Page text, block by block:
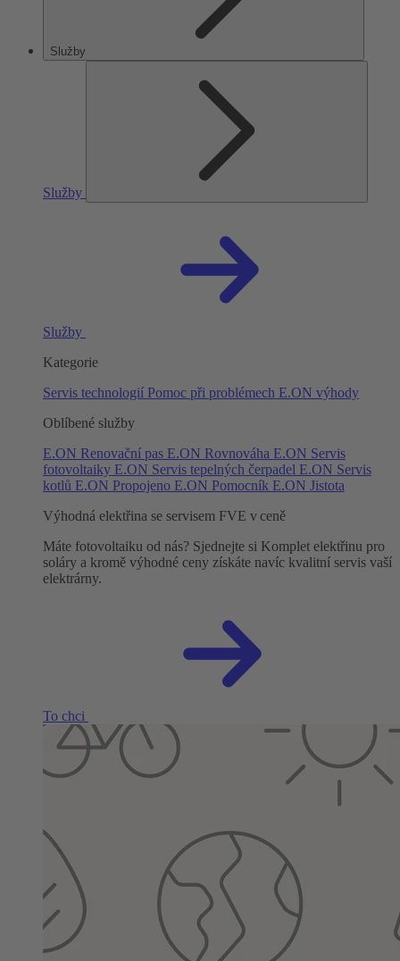
Služby
Služby
Služby
Kategorie
Servis technologií Pomoc při problémech E.ON výhody
Oblíbené služby
E.ON Renovační pas E.ON Rovnováha E.ON Servis
fotovoltaiky E.ON Servis tepelných čerpadel E.ON Servis
kotlů E.ON Propojeno E.ON Pomocník E.ON Jistota
Výhodná elektřina se servisem FVE v ceně
Máte fotovoltaiku od nás? Sjednejte si Komplet elektřinu pro
soláry a kromě výhodné ceny získáte navíc kvalitní servis vaší
elektrárny.
To chci